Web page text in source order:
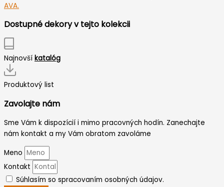
AVA.
Dostupné dekory v tejto kolekcii
Najnovší katalóg
Produktový list
Zavolajte nám
Sme Vám k dispozícií i mimo pracovných hodín. Zanechajte
nám kontakt a my Vám obratom zavoláme
Meno
Kontakt
Súhlasím so spracovaním osobných údajov.